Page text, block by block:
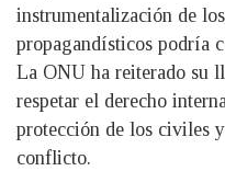
instrumentalización de
propagandísticos podría
La ONU ha reiterado su
respetar el derecho
protección de los civiles
conflicto.